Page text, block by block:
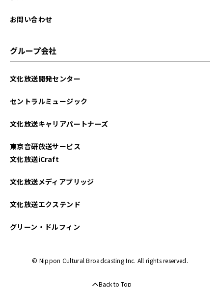
お問い合わせ
グループ会社
文化放送開発センター
セントラルミュージック
文化放送キャリアパートナーズ
東京音研放送サービス
文化放送iCraft
文化放送メディアブリッジ
文化放送エクステンド
グリーン・ドルフィン
© Nippon Cultural Broadcasting Inc. All rights reserved.
Back to Top